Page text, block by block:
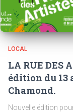
LOCAL
LA RUE DES
édition du 13
Chamond.
Nouvelle édition